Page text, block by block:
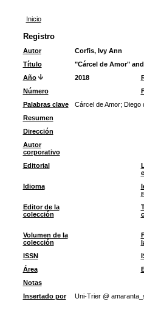
Inicio
Registro
Autor
Corfis, Ivy Ann
Título
"Cárcel de Amor"
Año
2018
Número
Palabras clave
Cárcel de Amor; Diego
Resumen
Dirección
Autor
corporativo
Editorial
Idioma
Editor de la
colección
Volumen de la
colección
ISSN
Área
Notas
Insertado por
Uni-Trier @